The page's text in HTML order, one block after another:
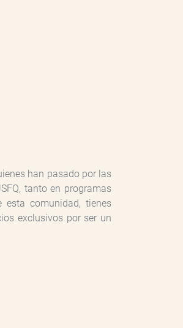
han pasado por las
tanto en programas
esta comunidad, tienes
exclusivos por ser un